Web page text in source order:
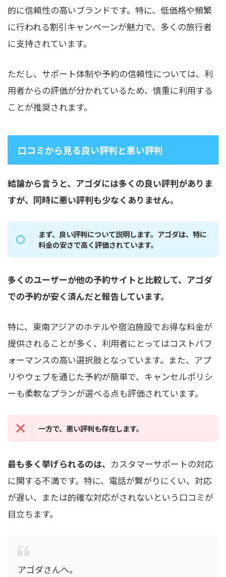
的に信頼性の高いブランドです。特に、低価格や頻繁
に行われる割引キャンペーンが魅力で、多くの旅行者
に支持されています。
ただし、サポート体制や予約の信頼性については、利
用者からの評価が分かれているため、慎重に利用する
ことが推奨されます。
口コミから見る良い評判と悪い評判
結論から言うと、アゴダには多くの良い評判がありま
すが、同時に悪い評判も少なくありません。
まず、良い評判について説明します。アゴダは、特に
料金の安さで高く評価されています。
多くのユーザーが他の予約サイトと比較して、アゴダ
での予約が安く済んだと報告しています。
特に、東南アジアのホテルや宿泊施設でお得な料金が
提供されることが多く、利用者にとってはコストパフ
ォーマンスの高い選択肢となっています。また、アプ
リやウェブを通じた予約が簡単で、キャンセルポリシ
ーも柔軟なプランが選べる点も評価されています。
一方で、悪い評判も存在します。
最も多く挙げられるのは、 カスタマーサポートの対応
に関する不満です。特に、電話が繋がりにくい、対応
が遅い、または的確な対応がされないという口コミが
目立ちます。
アゴダさんへ。